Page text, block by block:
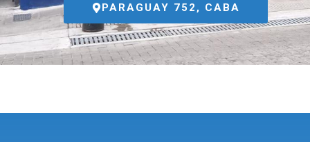
PARAGUAY 752, CABA